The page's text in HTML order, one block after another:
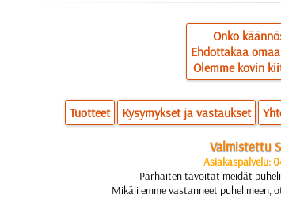
Onko
Ehdottakaa
Olemme kovin
Tuotteet Kysymykset ja vastaukset
Valmistettu
Asiakaspalvelu:
Parhaiten tavoitat meidät
Mikäli emme vastanneet puhelimeen,